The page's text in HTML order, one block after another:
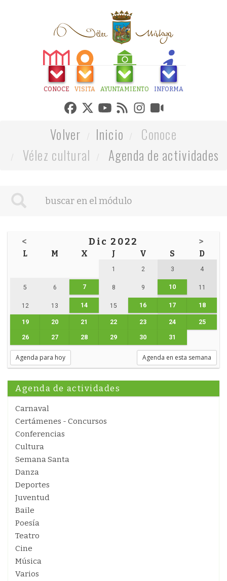
CONOCE VISITA AYUNTAMIENTO INFORMA
Volver Inicio
Conoce
Vélez cultural
Agenda de actividades
< Dic 2022 >
L M X J V S D
1 2 3 4
5 6 7 8 9 10 11
12 13 14 15 16 17 18
19 20 21 22 23 24 25
26 27 28 29 30 31
Agenda para hoy Agenda en esta semana
Agenda de actividades
Carnaval
Certámenes - Concursos
Conferencias
Cultura
Semana Santa
Danza
Deportes
Juventud
Baile
Poesía
Teatro
Cine
Música
Varios